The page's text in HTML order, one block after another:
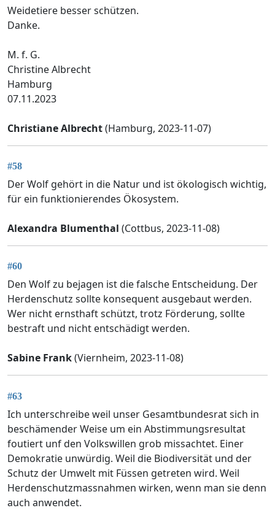
Weidetiere besser schützen.
Danke.
M. f. G.
Christine Albrecht
Hamburg
07.11.2023
Christiane Albrecht(Hamburg, 2023-11-07)
#58
Der Wolf gehört in die Natur und ist ökologisch wichtig,
für ein funktionierendes Ökosystem.
Alexandra Blumenthal (Cottbus, 2023-11-08)
#60
Den Wolf zu bejagen ist die falsche Entscheidung. Der
Herdenschutz sollte konsequent ausgebaut werden.
Wer nicht ernsthaft schützt, trotz Förderung, sollte
bestraft und nicht entschädigt werden.
Sabine Frank(Viernheim, 2023-11-08)
#63
Ich unterschreibe weil unser Gesamtbundesrat sich in
beschämender Weise um ein Abstimmungsresultat
foutiert unf den Volkswillen grob missachtet. Einer
Demokratie unwürdig. Weil die Biodiversität und der
Schutz der Umwelt mit Füssen getreten wird. Weil
Herdenschutzmassnahmen wirken, wenn man sie denn
auch anwendet.